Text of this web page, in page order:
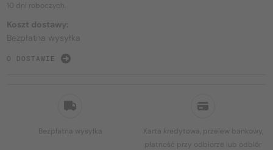
Bezpłatna wysyłka
Karta kredytowa, przelew bankowy,
płatność przy odbiorze lub odbiór
10 dni roboczych.
Koszt dostawy:
Bezpłatna wysyłka
O DOSTAWIE